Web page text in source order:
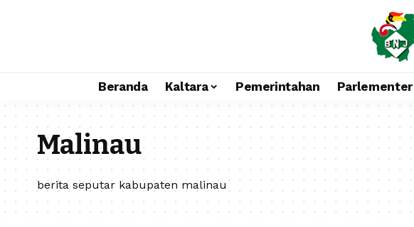
Beranda Kaltara Pemerintahan Parlementer
Malinau
berita seputar kabupaten malinau